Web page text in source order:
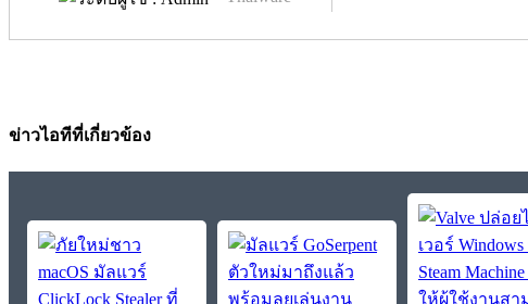
ข่าวไอทีที่เกี่ยวข้อง